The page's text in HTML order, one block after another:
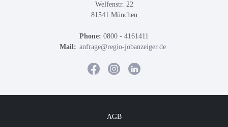
Welfenstr. 22
81541 München
Phone: 0800 - 4161411
Mail: anfrage@regio-jobanzeiger.de
AGB